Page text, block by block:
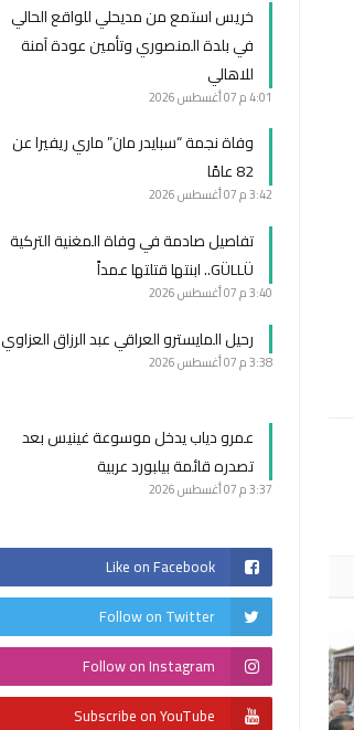
خريس استمع من مديحلي للواقع الحالي
في بلدة المنصوري وتأمين عودة آمنة
للاهالي
4:01 م 07 أغسطس 2026
وفاة نجمة “سبايدر مان” ماري ريفيرا عن
82 عامًا
3:42 م 07 أغسطس 2026
تفاصيل صادمة في وفاة المغنية التركية
GÜLLÜ.. ابنتها قتلتها عمداً
3:40 م 07 أغسطس 2026
رحيل المايسترو العراقي عبد الرزاق العزاوي
3:38 م 07 أغسطس 2026
عمرو دياب يدخل موسوعة غينيس بعد
تصدره قائمة بيلبورد عربية
3:37 م 07 أغسطس 2026
Like on Facebook
Follow on Twitter
Follow on Instagram
Subscribe on YouTube